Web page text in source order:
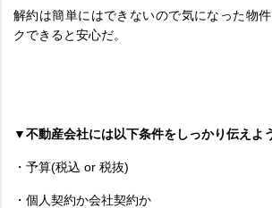
解約は簡単にはできないので気になった物
クできると安心だ。
▼不動産会社には以下条件をしっかり伝えよ
・予算(税込 or 税抜)
・個人契約か会社契約か